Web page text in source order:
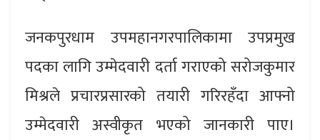
जनकपुरधाम उपमहानगरपालिकामा उपप्रमुख
पदका लागि उम्मेदवारी दर्ता गराएको सरोजकुमार
मिश्रले प्रचारप्रसारको तयारी गरिरहँदा आफ्नो
उम्मेदवारी अस्वीकृत भएको जानकारी पाए।